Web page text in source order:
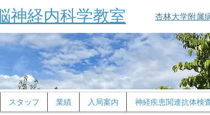
神経内科学教室 杏林大学附属
スタッフ 業績 入局案内 神経疾患関連抗体検